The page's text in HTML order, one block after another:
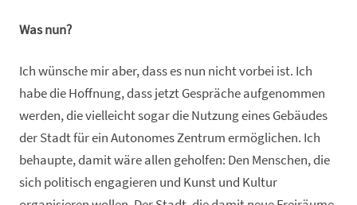
Was nun?
Ich wünsche mir aber, dass es nun nicht vorbei ist. Ich
habe die Hoffnung, dass jetzt Gespräche aufgenommen
werden, die vielleicht sogar die Nutzung eines Gebäudes
der Stadt für ein Autonomes Zentrum ermöglichen. Ich
behaupte, damit wäre allen geholfen: Den Menschen, die
sich politisch engagieren und Kunst und Kultur